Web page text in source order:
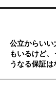
公立からいい
もいるけど
うなる保証